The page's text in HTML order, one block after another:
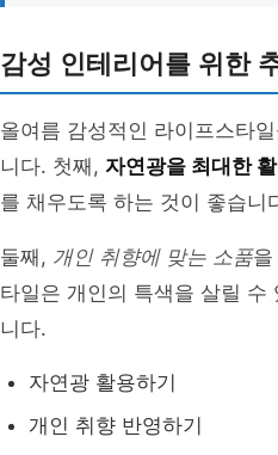
감성 인테리어를 위한
올여름 감성적인 라이프스타
니다. 첫째, 자연광을 최대한
를 채우도록 하는 것이 좋습니
둘째, 개인 취향에 맞는 소품을
타일은 개인의 특색을 살릴
니다.
자연광 활용하기
개인 취향 반영하기